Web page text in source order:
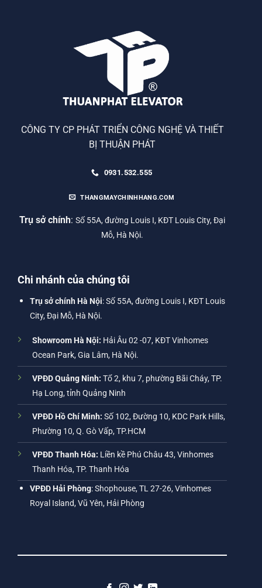
CÔNG TY CP PHÁT TRIỂN CÔNG NGHỆ VÀ THIẾT
BỊ THUẬN PHÁT
0931.532.555
THANGMAYCHINHHANG.COM
Trụ sở chính: Số 55A, đường Louis I, KĐT Louis City, Đại
Mỗ, Hà Nội.
Chi nhánh của chúng tôi
Trụ sở chính Hà Nội: Số 55A, đường Louis I, KĐT Louis
City, Đại Mỗ, Hà Nội.
Showroom Hà Nội: Hải Âu 02 -07, KĐT Vinhomes
Ocean Park, Gia Lâm, Hà Nội.
VPĐD Quảng Ninh: Tổ 2, khu 7, phường Bãi Cháy, TP.
Hạ Long, tỉnh Quảng Ninh
VPĐD Hồ Chí Minh: Số 102, Đường 10, KDC Park Hills,
Phường 10, Q. Gò Vấp, TP.HCM
VPĐD Thanh Hóa: Liền kề Phú Châu 43, Vinhomes
Thanh Hóa, TP. Thanh Hóa
VPĐD Hải Phòng: Shophouse, TL 27-26, Vinhomes
Royal Island, Vũ Yên, Hải Phòng